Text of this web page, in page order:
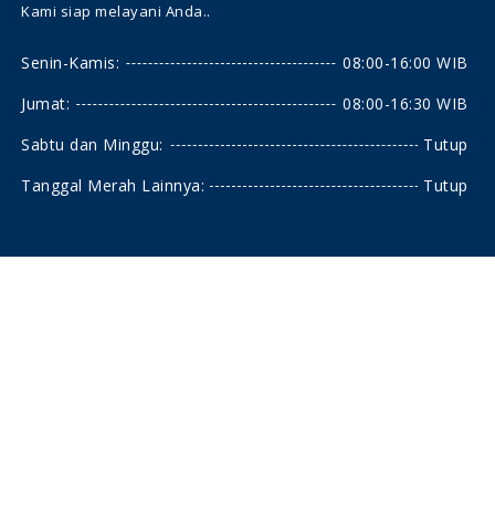
Kami siap melayani Anda..
Senin-Kamis:
08:00-16:00 WIB
Jumat:
08:00-16:30 WIB
Sabtu dan Minggu:
Tutup
Tanggal Merah Lainnya:
Tutup